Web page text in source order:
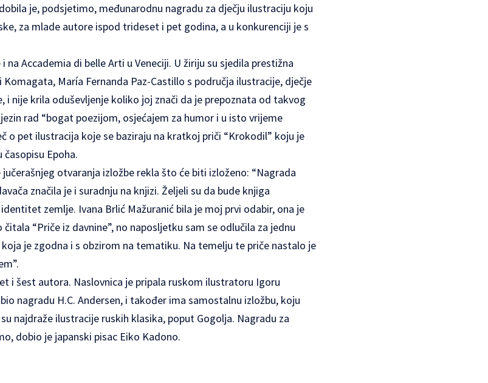
je, podsjetimo, međunarodnu nagradu za dječju ilustraciju koju
za mlade autore ispod trideset i pet godina, a u konkurenciji je s
na Accademia di belle Arti u Veneciji. U žiriju su sjedila prestižna
Komagata, María Fernanda Paz-Castillo s područja ilustracije, dječje
i nije krila oduševljenje koliko joj znači da je prepoznata od takvog
rad “bogat poezijom, osjećajem za humor i u isto vrijeme
o pet ilustracija koje se baziraju na kratkoj priči “Krokodil” koju je
Epoha.
otvaranja izložbe rekla što će biti izloženo: “Nagrada
značila je i suradnju na knjizi. Željeli su da bude knjiga
zemlje. Ivana Brlić Mažuranić bila je moj prvi odabir, ona je
“Priče iz davnine”, no naposljetku sam se odlučila za jednu
koja je zgodna i s obzirom na tematiku. Na temelju te priče nastalo je
i šest autora. Naslovnica je pripala ruskom ilustratoru Igoru
nagradu H.C. Andersen, i također ima samostalnu izložbu, koju
najdraže ilustracije ruskih klasika, poput Gogolja. Nagradu za
dobio je japanski pisac Eiko Kadono.